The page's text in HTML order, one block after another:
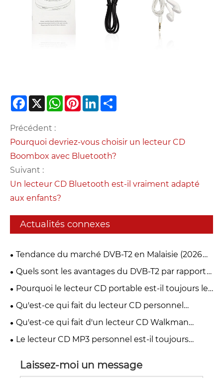
Facebook
X WhatsApp
PinterestLinkedIn
Précédent :
Pourquoi devriez-vous choisir un lecteur CD
Boombox avec Bluetooth?
Suivant :
Un lecteur CD Bluetooth est-il vraiment adapté
aux enfants?
Actualités connexes
Tendance du marché DVB-T2 en Malaisie (2026
myFreeview / MYTV)
Quels sont les avantages du DVB-T2 par rapport
aux autres normes de télévision numérique ?
Pourquoi le lecteur CD portable est-il toujours le
premier choix des mélomanes en 2026 ?
Qu'est-ce qui fait du lecteur CD personnel
Discman un incontournable pour les mélomanes
Qu'est-ce qui fait d'un lecteur CD Walkman
portable la meilleure option pour les mélomanes
Le lecteur CD MP3 personnel est-il toujours
Laissez-moi un message